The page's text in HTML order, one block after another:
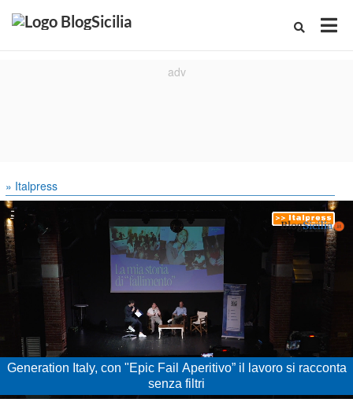
» Italpress
Generation Italy, con "Epic Fail Aperitivo” il lavoro si racconta
senza filtri
Unmute Loaded: